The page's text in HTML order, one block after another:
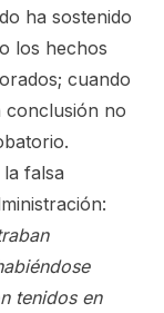
ha sostenido
los hechos
cuando
conclusión no
falsa
tenidos en